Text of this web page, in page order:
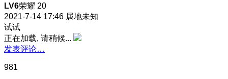
LV6荣耀 20
2021-7-14 17:46 属地未知
试试
正在加载, 请稍候...
发表评论…
981